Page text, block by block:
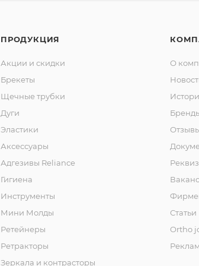
ПРОДУКЦИЯ
Акции и скидки
Брекеты
Щечные трубки
Дуги
Эластики
Аксессуары
Адгезивы Reliance
Гигиена
Инструменты
Мини Молды
Ретейнеры
Ретракторы
Зеркала и контраcторы
О
Статьи
Ortho